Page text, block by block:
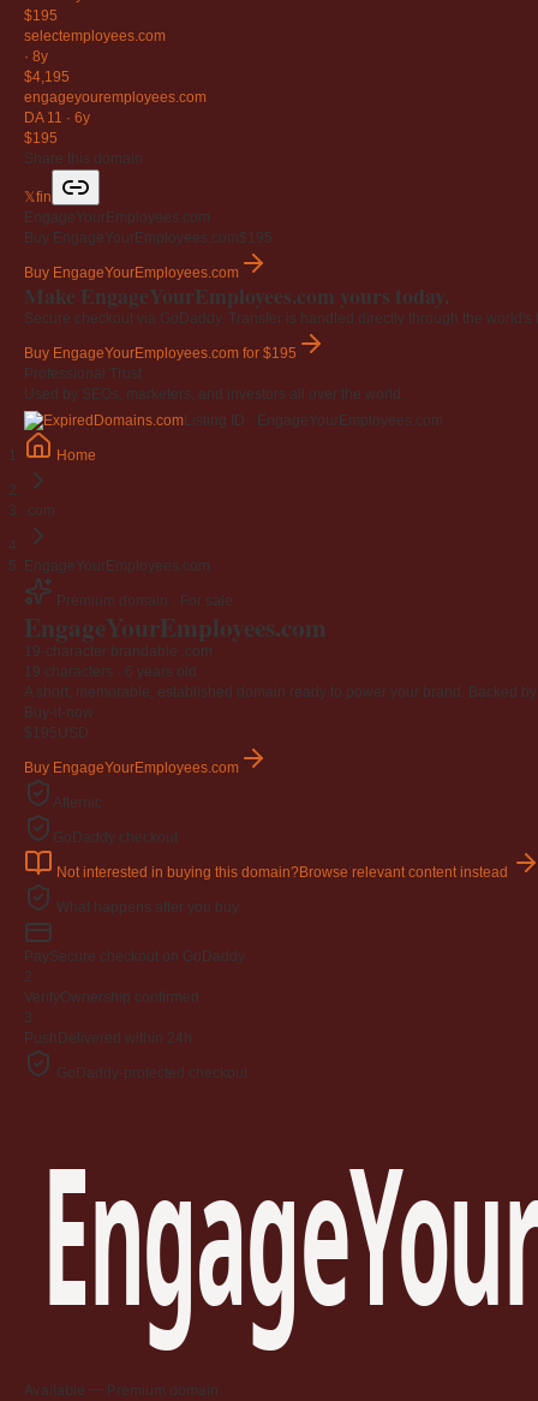
$195
selectemployees.com
· 8y
$4,195
engageyouremployees.com
DA 11 · 6y
$195
Share this domain
𝕏fin
EngageYourEmployees.com
Buy EngageYourEmployees.com$195
Buy EngageYourEmployees.com
Make EngageYourEmployees.com yours today.
Secure checkout via GoDaddy. Transfer is handled directly through the world's
Buy EngageYourEmployees.com for $195
Professional Trust
Used by SEOs, marketers, and investors all over the world.
Listing ID · EngageYourEmployees.com
Home
.com
EngageYourEmployees.com
Premium domain · For sale
EngageYourEmployees.com
19-character brandable .com
19 characters · 6 years old
A short, memorable, established domain ready to power your brand. Backed
Buy-it-now
$195USD
Buy EngageYourEmployees.com
Afternic
GoDaddy checkout
Not interested in buying this domain?Browse relevant content instead
What happens after you buy
PaySecure checkout on GoDaddy
2
VerifyOwnership confirmed
3
Push Delivered within 24h
GoDaddy-protected checkout
Available — Premium domain